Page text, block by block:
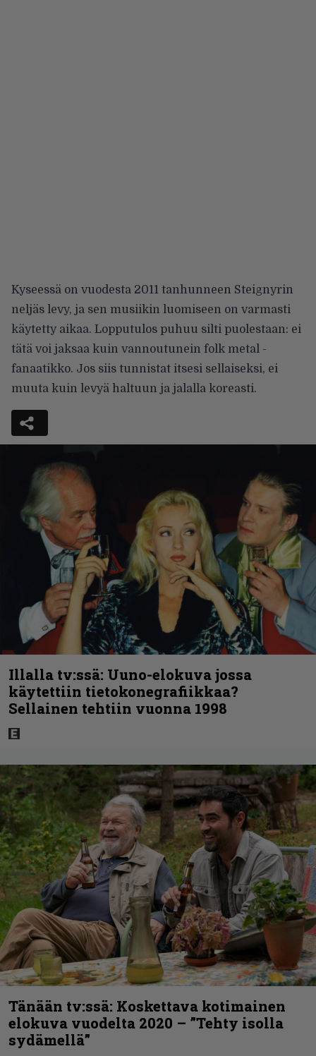
Kyseessä on vuodesta 2011 tanhunneen Steignyrin
neljäs levy, ja sen musiikin luomiseen on varmasti
käytetty aikaa. Lopputulos puhuu silti puolestaan: ei
tätä voi jaksaa kuin vannoutunein folk metal -
fanaatikko. Jos siis tunnistat itsesi sellaiseksi, ei
muuta kuin levyä haltuun ja jalalla koreasti.
Illalla tv:ssä: Uuno-elokuva jossa
käytettiin tietokonegrafiikkaa?
Sellainen tehtiin vuonna 1998
Tänään tv:ssä: Koskettava kotimainen
elokuva vuodelta 2020 – ”Tehty isolla
sydämellä”